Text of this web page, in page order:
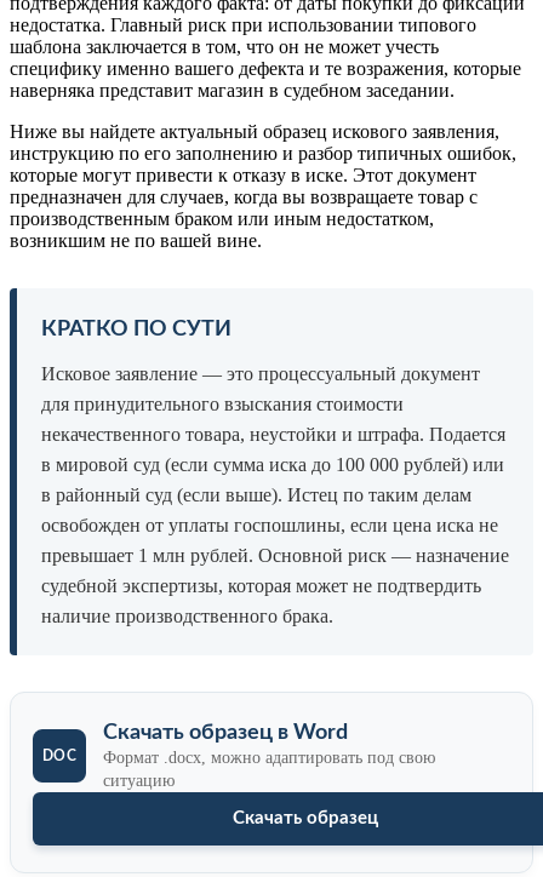
недостатка. Главный риск при использовании типового
шаблона заключается в том, что он не может учесть
специфику именно вашего дефекта и те возражения, которые
наверняка представит магазин в судебном заседании.
Ниже вы найдете актуальный образец искового заявления,
инструкцию по его заполнению и разбор типичных ошибок,
которые могут привести к отказу в иске. Этот документ
предназначен для случаев, когда вы возвращаете товар с
производственным браком или иным недостатком,
возникшим не по вашей вине.
КРАТКО ПО СУТИ
Исковое заявление — это процессуальный документ
для принудительного взыскания стоимости
некачественного товара, неустойки и штрафа. Подается
в мировой суд (если сумма иска до 100 000 рублей) или
в районный суд (если выше). Истец по таким делам
освобожден от уплаты госпошлины, если цена иска не
превышает 1 млн рублей. Основной риск — назначение
судебной экспертизы, которая может не подтвердить
наличие производственного брака.
Скачать образец в Word
Формат .docx, можно адаптировать под свою
ситуацию
Скачать образец